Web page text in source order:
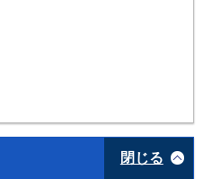
閉じる